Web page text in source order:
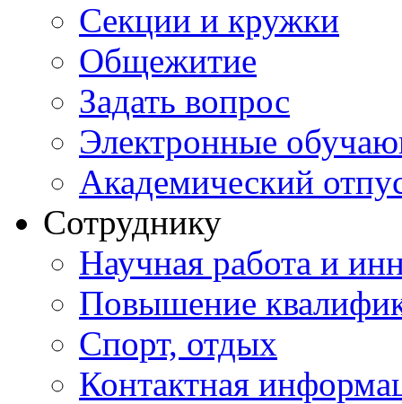
Секции и кружки
Общежитие
Задать вопрос
Электронные
Академический
Сотруднику
Научная работа и
Повышение
Спорт, отдых
Контактная